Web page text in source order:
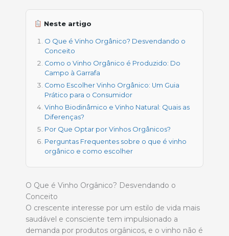
Neste artigo
O Que é Vinho Orgânico? Desvendando o
Conceito
Como o Vinho Orgânico é Produzido: Do
Campo à Garrafa
Como Escolher Vinho Orgânico: Um Guia
Prático para o Consumidor
Vinho Biodinâmico e Vinho Natural: Quais as
Diferenças?
Por Que Optar por Vinhos Orgânicos?
Perguntas Frequentes sobre o que é vinho
orgânico e como escolher
O Que é Vinho Orgânico? Desvendando o
Conceito
O crescente interesse por um estilo de vida mais
saudável e consciente tem impulsionado a
demanda por produtos orgânicos, e o vinho não é